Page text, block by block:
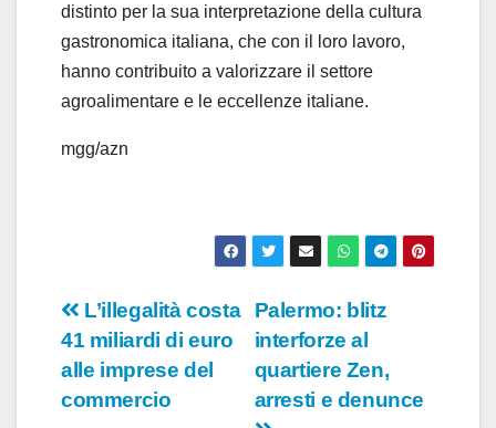
distinto per la sua interpretazione della cultura
gastronomica italiana, che con il loro lavoro,
hanno contribuito a valorizzare il settore
agroalimentare e le eccellenze italiane.
mgg/azn
Navigazione
articoli
Palermo: blitz
interforze al
quartiere Zen,
arresti e denunce
L’illegalità costa
41 miliardi di euro
alle imprese del
commercio